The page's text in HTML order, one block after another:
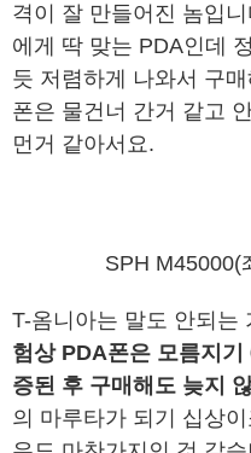
격이 잘 만들어진 놈입
에게 딱 맞는 PDA인데
듯 저렴하게 나와서 구
폰은 물건너 간거 같고
먼거 같아서요.
SPH M45000(
T-옴니아는 말도 안되
험상 PDA폰은 모름지기
증된 후 구매해도 늦지
의 마루타가 되기 십상